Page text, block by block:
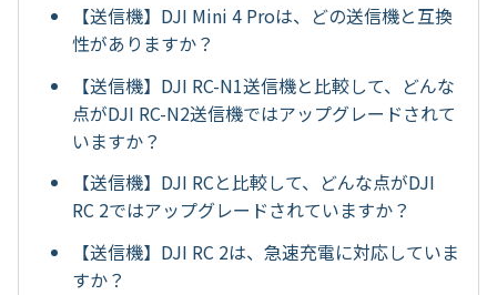
【送信機】DJI Mini 4 Proは、どの送信機と互換
性がありますか？
【送信機】DJI RC-N1送信機と比較して、どんな
点がDJI RC-N2送信機ではアップグレードされて
いますか？
【送信機】DJI RCと比較して、どんな点がDJI
RC 2ではアップグレードされていますか？
【送信機】DJI RC 2は、急速充電に対応していま
すか？